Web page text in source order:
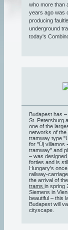
who more than
years ago was
producing
underground
today's
Budapest has
St. Petersburg
one of the
networks of the
tramway type
for "Új villamos
tramway" and
– was
forties and is
Hungary's
railway-
the arrival of
trams in spring
Siemens in
beautiful – this
Budapest will
cityscape.